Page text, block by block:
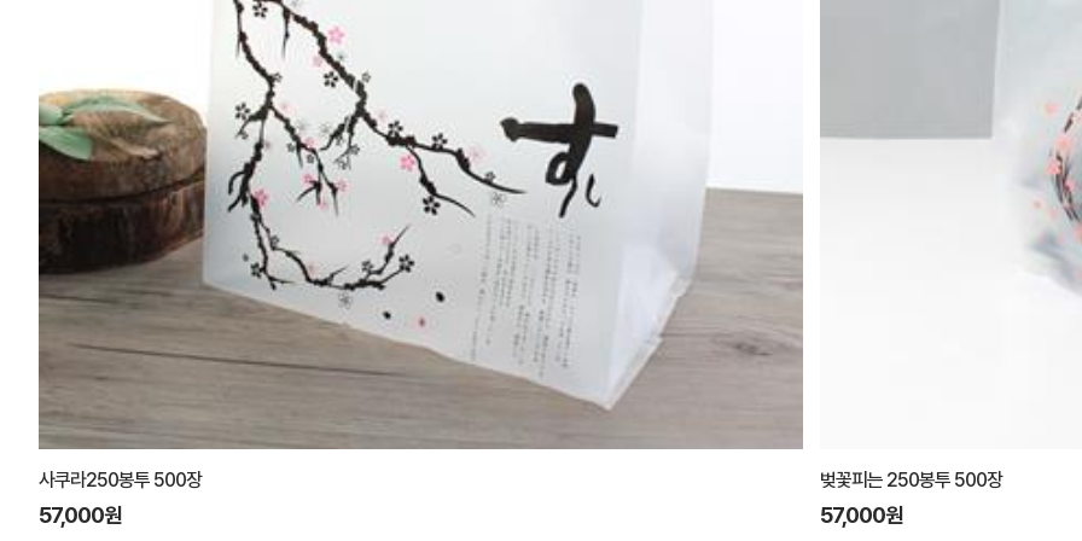
벚꽃피는 250봉투 500장
57,000원
오이시250봉투 500장
52,500원